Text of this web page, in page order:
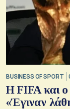
BUSINESS OF SPORT
Η FIFA και ο
«Έγιναν